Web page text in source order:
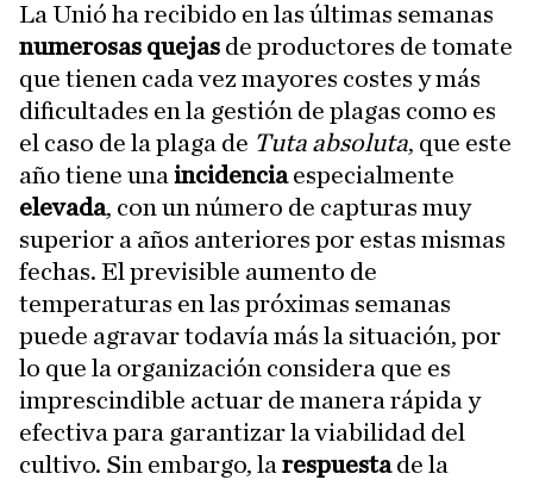
La Unió ha recibido en las últimas semanas
numerosas quejas de productores de tomate
que tienen cada vez mayores costes y más
dificultades en la gestión de plagas como es
el caso de la plaga de Tuta absoluta, que este
año tiene una incidenciaespecialmente
elevada, con un número de capturas muy
superior a años anteriores por estas mismas
fechas. El previsible aumento de
temperaturas en las próximas semanas
puede agravar todavía más la situación, por
lo que la organización considera que es
imprescindible actuar de manera rápida y
efectiva para garantizar la viabilidad del
cultivo. Sin embargo, la respuestade la